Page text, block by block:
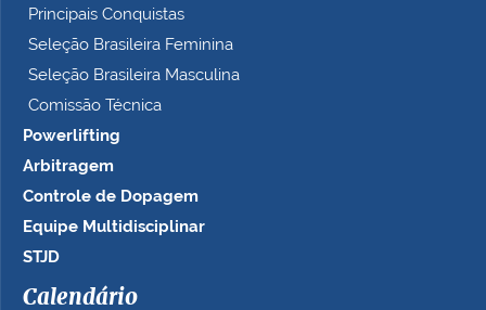
Principais Conquistas
Seleção Brasileira Feminina
Seleção Brasileira Masculina
Comissão Técnica
Powerlifting
Arbitragem
Controle de Dopagem
Equipe Multidisciplinar
STJD
Calendário